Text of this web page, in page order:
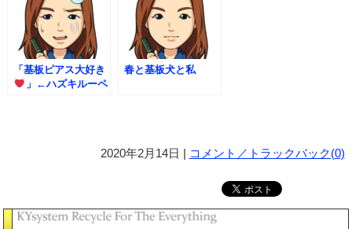
「基板ピアス大好き
」←ハズキルーペ
春と基板犬と私
2020年2月14日 | コメント／トラックバック(0)